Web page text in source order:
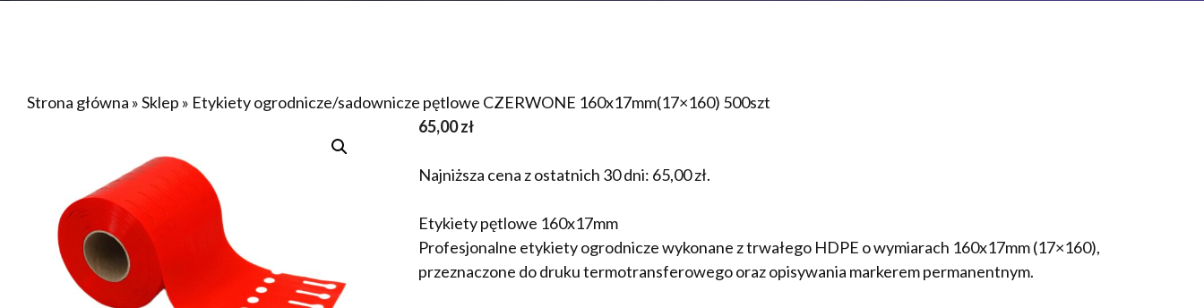
Strona główna »Sklep » Etykiety ogrodnicze/sadownicze pętlowe CZERWONE 160x17mm(17×160) 500szt
65,00zł
Najniższa cena z ostatnich 30 dni: 65,00zł.
Etykiety pętlowe 160x17mm
Profesjonalne etykiety ogrodnicze wykonane z trwałego HDPE o wymiarach 160x17mm (17×160),
przeznaczone do druku termotransferowego oraz opisywania markerem permanentnym.